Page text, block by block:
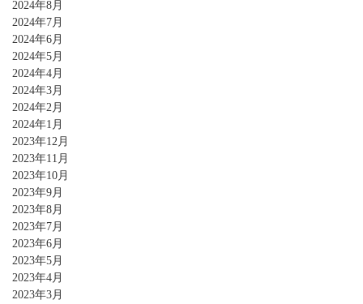
2024年8月
2024年7月
2024年6月
2024年5月
2024年4月
2024年3月
2024年2月
2024年1月
2023年12月
2023年11月
2023年10月
2023年9月
2023年8月
2023年7月
2023年6月
2023年5月
2023年4月
2023年3月